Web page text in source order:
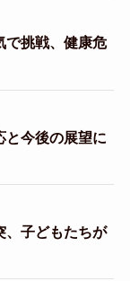
で挑戦、健康危
と今後の展望に
、子どもたちが